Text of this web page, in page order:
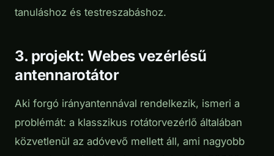
tanuláshoz és testreszabáshoz.
3. projekt: Webes vezérlésű
antennarotátor
Aki forgó irányantennával rendelkezik, ismeri a
problémát: a klasszikus rotátorvezérlő általában
közvetlenül az adóvevő mellett áll, ami nagyobb